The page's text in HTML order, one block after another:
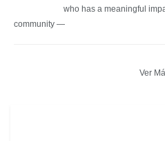
who has a meaningful
community —
Ver